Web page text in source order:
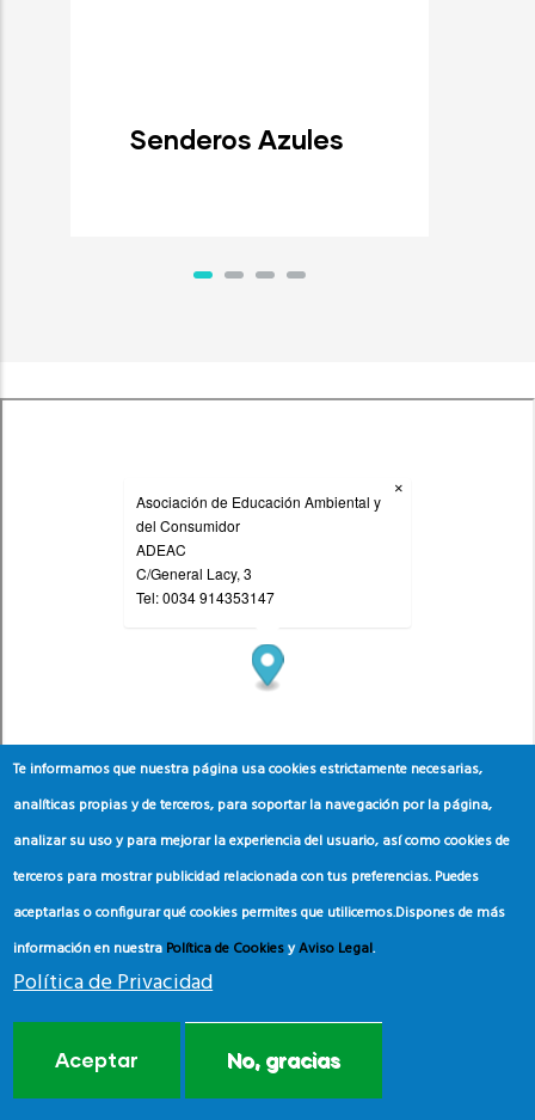
Senderos Azules
Te informamos que nuestra página usa cookies estrictamente necesarias,
analíticas propias y de terceros, para soportar la navegación por la página,
analizar su uso y para mejorar la experiencia del usuario, así como cookies de
terceros para mostrar publicidad relacionada con tus preferencias. Puedes
aceptarlas o configurar qué cookies permites que utilicemos.Dispones de más
información en nuestra Política de CookiesyAviso Legal.
Política de Privacidad
Aceptar No, gracias